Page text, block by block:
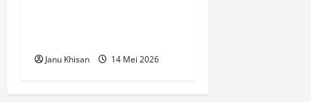
Janu Khisan 14 Mei 2026